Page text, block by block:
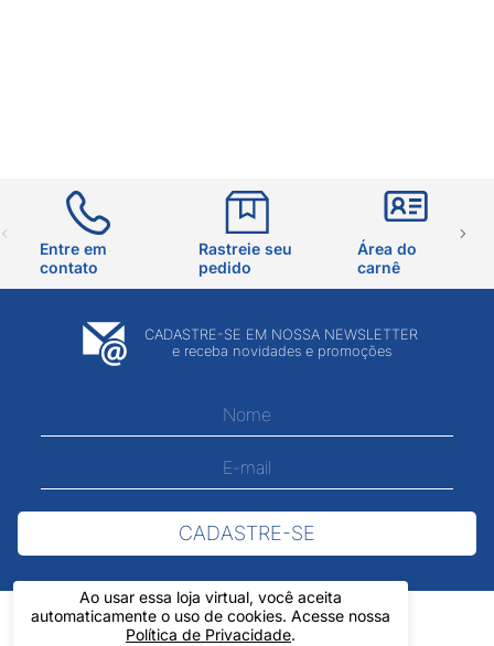
Ao usar essa loja virtual, você aceita
automaticamente o uso de cookies. Acesse nossa
Política de Privacidade.
Entre em
contato
Rastreie seu
pedido
Área do
carnê
CADASTRE-SE EM NOSSA NEWSLETTER
e receba novidades e promoções
CADASTRE-SE